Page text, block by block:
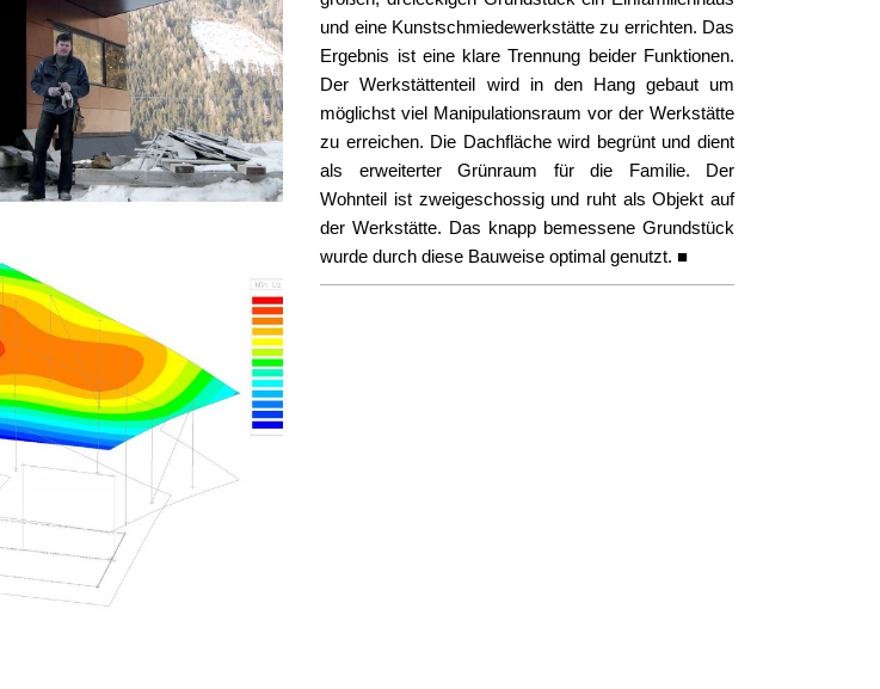
und eine Kunstschmiedewerkstätte zu errichten. Das
Ergebnis ist eine klare Trennung beider Funktionen.
Der Werkstättenteil wird in den Hang gebaut um
möglichst viel Manipulationsraum vor der Werkstätte
zu erreichen. Die Dachfläche wird begrünt und dient
als erweiterter Grünraum für die Familie. Der
Wohnteil ist zweigeschossig und ruht als Objekt auf
der Werkstätte. Das knapp bemessene Grundstück
wurde durch diese Bauweise optimal genutzt. ■